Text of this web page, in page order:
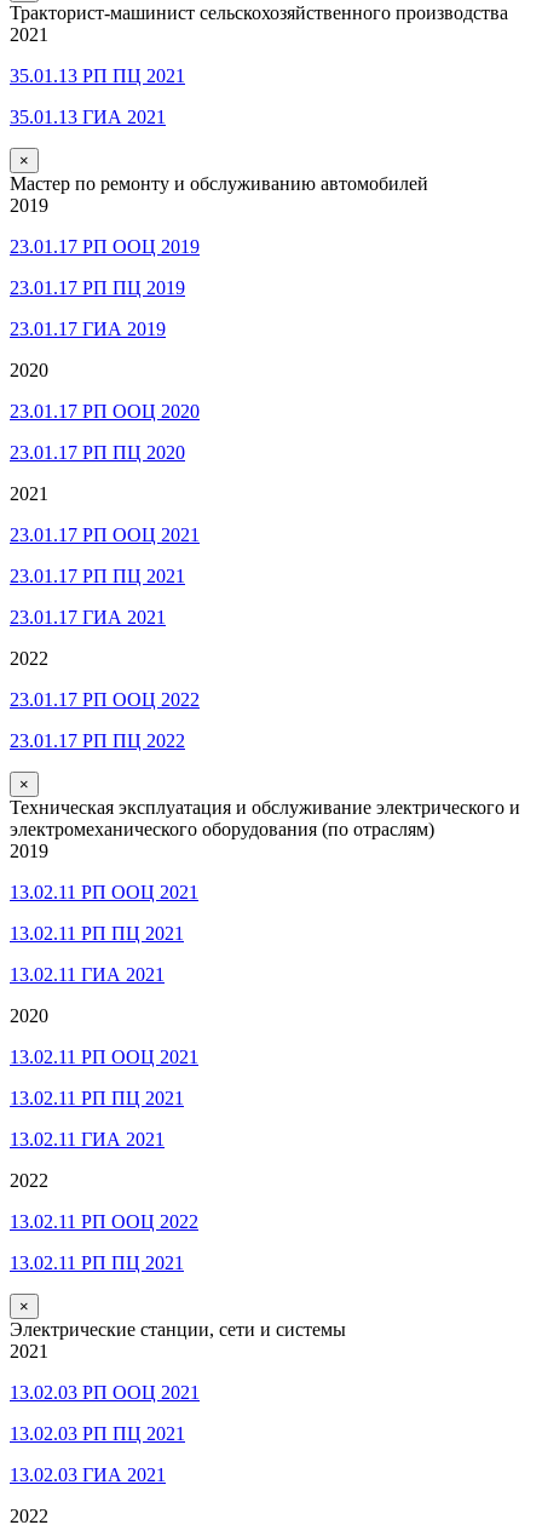
Тракторист-машинист сельскохозяйственного производства
2021
35.01.13 РП ПЦ 2021
35.01.13 ГИА 2021
×
Мастер по ремонту и обслуживанию автомобилей
2019
23.01.17 РП ООЦ 2019
23.01.17 РП ПЦ 2019
23.01.17 ГИА 2019
2020
23.01.17 РП ООЦ 2020
23.01.17 РП ПЦ 2020
2021
23.01.17 РП ООЦ 2021
23.01.17 РП ПЦ 2021
23.01.17 ГИА 2021
2022
23.01.17 РП ООЦ 2022
23.01.17 РП ПЦ 2022
×
Техническая эксплуатация и обслуживание электрического и
электромеханического оборудования (по отраслям)
2019
13.02.11 РП ООЦ 2021
13.02.11 РП ПЦ 2021
13.02.11 ГИА 2021
2020
13.02.11 РП ООЦ 2021
13.02.11 РП ПЦ 2021
13.02.11 ГИА 2021
2022
13.02.11 РП ООЦ 2022
13.02.11 РП ПЦ 2021
×
Электрические станции, сети и системы
2021
13.02.03 РП ООЦ 2021
13.02.03 РП ПЦ 2021
13.02.03 ГИА 2021
2022